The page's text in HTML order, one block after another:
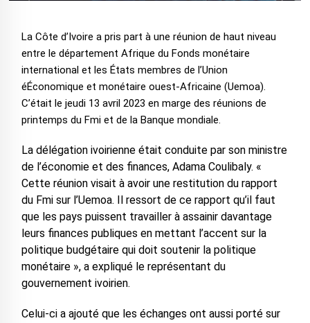
La Côte d’Ivoire a pris part à une réunion de haut niveau
entre le département Afrique du Fonds monétaire
international et les États membres de l’Union
éÉconomique et monétaire ouest-Africaine (Uemoa).
C’était le jeudi 13 avril 2023 en marge des réunions de
printemps du Fmi et de la Banque mondiale.
La délégation ivoirienne était conduite par son ministre
de l’économie et des finances, Adama Coulibaly. «
Cette réunion visait à avoir une restitution du rapport
du Fmi sur l’Uemoa. Il ressort de ce rapport qu’il faut
que les pays puissent travailler à assainir davantage
leurs finances publiques en mettant l’accent sur la
politique budgétaire qui doit soutenir la politique
monétaire », a expliqué le représentant du
gouvernement ivoirien.
Celui-ci a ajouté que les échanges ont aussi porté sur